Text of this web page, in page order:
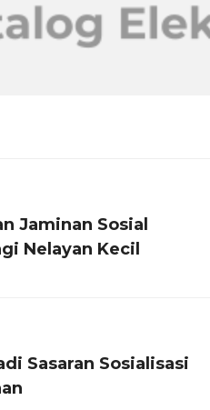
Jaminan Sosial
Nelayan Kecil
Sasaran Sosialisasi